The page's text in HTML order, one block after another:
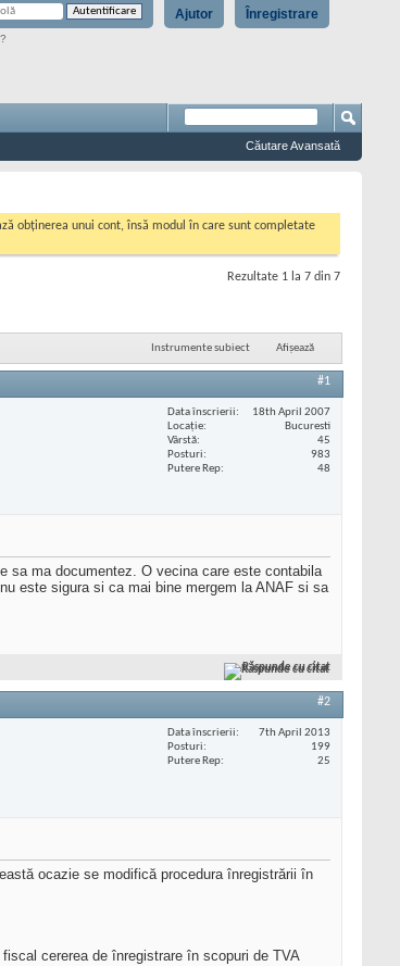
Înregistrare
Ajutor
Căutare Avansată
obținerea unui cont, însă modul în care sunt completate
Rezultate 1 la 7 din 7
Instrumente subiect Afișează
#1
Data înscrierii
18th April 2007
Locaţie
Bucuresti
Vârstă
45
Posturi
983
Putere Rep
48
sa ma documentez. O vecina care este contabila
este sigura si ca mai bine mergem la ANAF si sa
Răspunde cu citat
#2
Data înscrierii
7th April 2013
Posturi
199
Putere Rep
25
ocazie se modifică procedura înregistrării în
cererea de înregistrare în scopuri de TVA